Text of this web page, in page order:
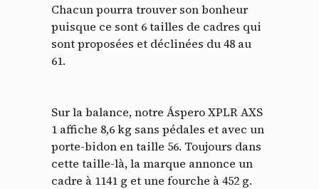
Chacun pourra trouver son bonheur
puisque ce sont 6 tailles de cadres qui
sont proposées et déclinées du 48 au
61.
Sur la balance, notre Áspero XPLR AXS
1 affiche 8,6 kg sans pédales et avec un
porte-bidon en taille 56. Toujours dans
cette taille-là, la marque annonce un
cadre à 1141 g et une fourche à 452 g.
cookies
En autorisant ces services tiers, vous acceptez le dépôt et la
lecture de cookies et l'utilisation de technologies de suivi
Tout accepter Tout refuser